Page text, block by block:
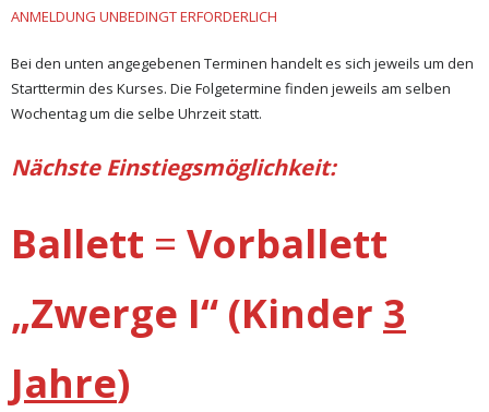
ANMELDUNG UNBEDINGT ERFORDERLICH
Bei den unten angegebenen Terminen handelt es sich jeweils um den
Starttermin des Kurses. Die Folgetermine finden jeweils am selben
Wochentag um die selbe Uhrzeit statt.
Nächste Einstiegsmöglichkeit:
Ballett = Vorballett
„Zwerge I“ (Kinder 3
Jahre)